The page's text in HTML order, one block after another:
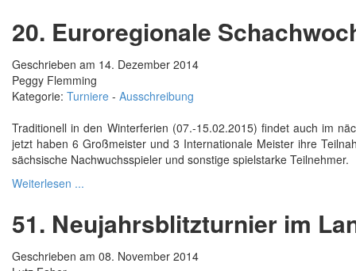
20. Euroregionale
Geschrieben am 14. Dezember 2014
Peggy Flemming
Kategorie: Turniere - Ausschreibung
Traditionell in den Winterferien (07.-15.02.2015) findet auch im
jetzt haben 6 Großmeister und 3 Internationale Meister ihre
sächsische Nachwuchsspieler und sonstige spielstarke Teilnehmer.
Weiterlesen ...
51. Neujahrsblitzturnier im
Geschrieben am 08. November 2014